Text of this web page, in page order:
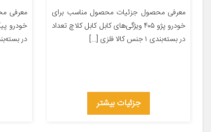
معرفی محصول جزئیات محصول مناسب برای
خودرو پژو ۴۰۵ ویژگی‌های کابل کابل کلاچ تعداد
در بسته‌بندی ۱ جنس کالا فلزی […]
جزئیات بیشتر
معرفی
خودرو
در بسته‌بندی ۱ جنس